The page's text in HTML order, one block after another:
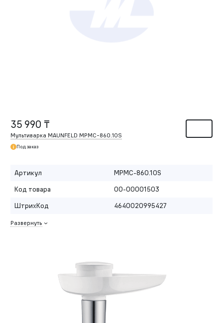
35 990 ₸
Мультиварка MAUNFELD MPMC-860.10S
Под заказ
Артикул
MPMC-860.10S
Код товара
00-00001503
ШтрихКод
4640020995427
Развернуть